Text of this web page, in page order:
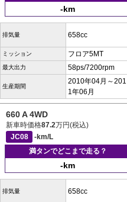
-km
排気量 658cc
ミッション フロア5MT
最大出力 58ps/7200rpm
生産期間
2010年04月～201
1年06月
660 A 4WD
新車時価格87.2万円(税込)
JC08
-km/L
満タンでどこまで走る？
-km
排気量 658cc